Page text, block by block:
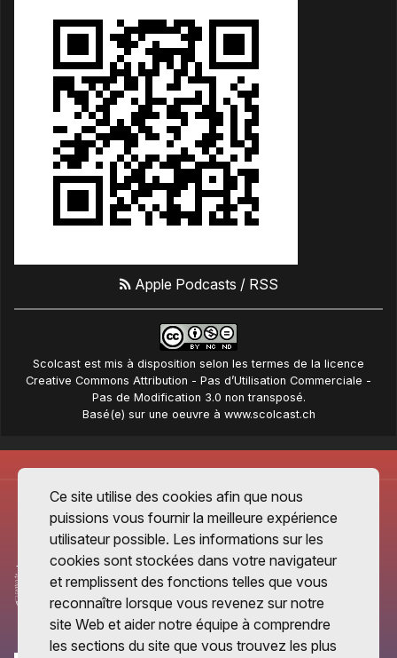
Apple Podcasts / RSS
Scolcast est mis à disposition selon les termes de la licence
Creative Commons Attribution - Pas d’Utilisation Commerciale -
Pas de Modification 3.0 non transposé.
Basé(e) sur une oeuvre à www.scolcast.ch
Ce site utilise des cookies afin que nous
puissions vous fournir la meilleure expérience
utilisateur possible. Les informations sur les
cookies sont stockées dans votre navigateur
et remplissent des fonctions telles que vous
reconnaître lorsque vous revenez sur notre
site Web et aider notre équipe à comprendre
les sections du site que vous trouvez les plus